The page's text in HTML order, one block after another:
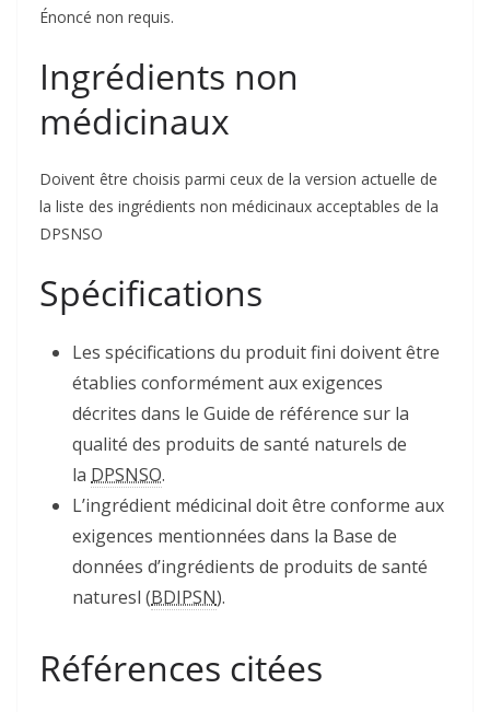
Énoncé non requis.
Ingrédients non
médicinaux
Doivent être choisis parmi ceux de la version actuelle de
la liste des ingrédients non médicinaux acceptables de la
DPSNSO
Spécifications
Les spécifications du produit fini doivent être
établies conformément aux exigences
décrites dans le Guide de référence sur la
qualité des produits de santé naturels de
la DPSNSO.
L’ingrédient médicinal doit être conforme aux
exigences mentionnées dans la Base de
données d’ingrédients de produits de santé
naturesl (BDIPSN).
Références citées